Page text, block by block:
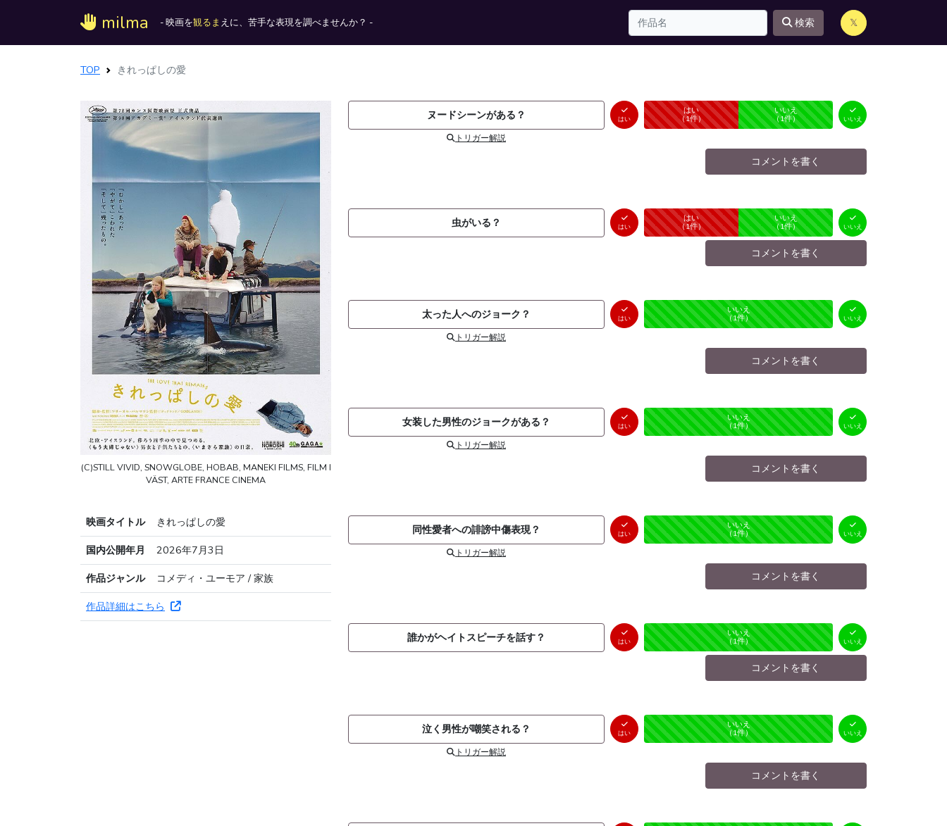
milma - 映画を観るま えに、苦手な表現を調べませんか？ - 検索 𝕏
TOP きれっぱしの愛
(C)STILL VIVID, SNOWGLOBE, HOBAB, MANEKI FILMS, FILM I
VÄST, ARTE FRANCE CINEMA
映画タイトル
きれっぱしの愛
国内公開年月
2026年7月3日
作品ジャンル
コメディ・ユーモア / 家族
作品詳細はこちら
ヌードシーンがある？
トリガー解説
はい
はい
（1件） 未投票
いいえ
（1件） いいえ
コメントを書く
虫がいる？ はい
はい
（1件） 未投票
いいえ
（1件） いいえ
コメントを書く
太った人へのジョーク？
トリガー解説
はい
はい
（0件）
未投票
いいえ
（1件） いいえ
コメントを書く
女装した男性のジョークがある？
トリガー解説
はい
はい
（0件）
未投票
いいえ
（1件） いいえ
コメントを書く
同性愛者への誹謗中傷表現？
トリガー解説
はい
はい
（0件）
未投票
いいえ
（1件） いいえ
コメントを書く
誰かがヘイトスピーチを話す？ はい
はい
（0件）
未投票
いいえ
（1件） いいえ
コメントを書く
泣く男性が嘲笑される？
トリガー解説
はい
はい
（0件）
未投票
いいえ
（1件） いいえ
コメントを書く